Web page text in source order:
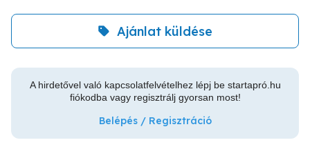
Ajánlat küldése
A hirdetővel való kapcsolatfelvételhez lépj be startapró.hu
fiókodba vagy regisztrálj gyorsan most!
Belépés / Regisztráció